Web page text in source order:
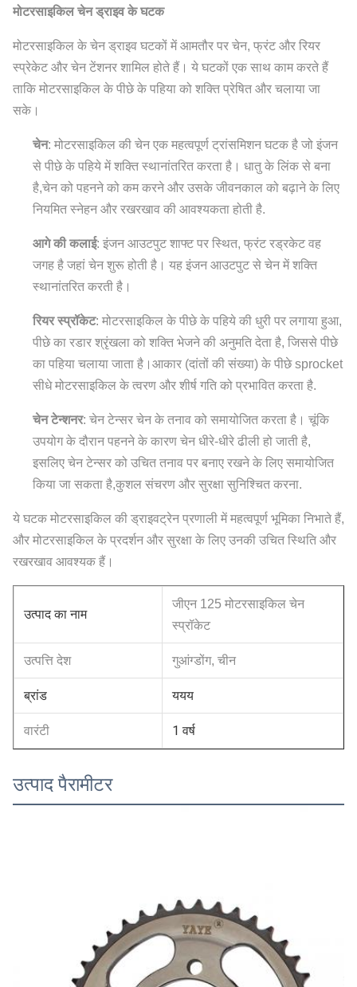
मोटरसाइकिल चेन ड्राइव के घटक
मोटरसाइकिल के चेन ड्राइव घटकों में आमतौर पर चेन, फ्रंट और रियर
स्प्रेकेट और चेन टेंशनर शामिल होते हैं। ये घटकों एक साथ काम करते हैं
ताकि मोटरसाइकिल के पीछे के पहिया को शक्ति प्रेषित और चलाया जा
सके।
चेन: मोटरसाइकिल की चेन एक महत्वपूर्ण ट्रांसमिशन घटक है जो इंजन
से पीछे के पहिये में शक्ति स्थानांतरित करता है। धातु के लिंक से बना
है,चेन को पहनने को कम करने और उसके जीवनकाल को बढ़ाने के लिए
नियमित स्नेहन और रखरखाव की आवश्यकता होती है.
आगे की कलाई: इंजन आउटपुट शाफ्ट पर स्थित, फ्रंट रड्रकेट वह
जगह है जहां चेन शुरू होती है। यह इंजन आउटपुट से चेन में शक्ति
स्थानांतरित करती है।
रियर स्प्रॉकेट: मोटरसाइकिल के पीछे के पहिये की धुरी पर लगाया हुआ,
पीछे का रडार श्रृंखला को शक्ति भेजने की अनुमति देता है, जिससे पीछे
का पहिया चलाया जाता है।आकार (दांतों की संख्या) के पीछे sprocket
सीधे मोटरसाइकिल के त्वरण और शीर्ष गति को प्रभावित करता है.
चेन टेन्शनर: चेन टेन्सर चेन के तनाव को समायोजित करता है। चूंकि
उपयोग के दौरान पहनने के कारण चेन धीरे-धीरे ढीली हो जाती है,
इसलिए चेन टेन्सर को उचित तनाव पर बनाए रखने के लिए समायोजित
किया जा सकता है,कुशल संचरण और सुरक्षा सुनिश्चित करना.
ये घटक मोटरसाइकिल की ड्राइवट्रेन प्रणाली में महत्वपूर्ण भूमिका निभाते हैं,
और मोटरसाइकिल के प्रदर्शन और सुरक्षा के लिए उनकी उचित स्थिति और
रखरखाव आवश्यक हैं।
उत्पाद का नाम
जीएन 125 मोटरसाइकिल चेन
स्प्रॉकेट
उत्पत्ति देश गुआंग्डोंग, चीन
ब्रांड ययय
वारंटी 1 वर्ष
उत्पाद पैरामीटर